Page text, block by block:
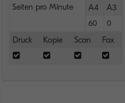
Seiten pro Minute
A4
A3
60
0
Druck
Kopie Scan Fax